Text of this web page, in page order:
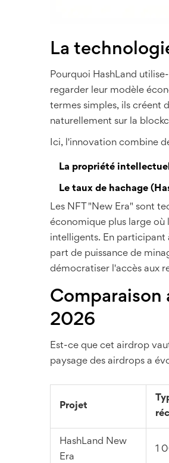
La
Pourquoi HashLand
regarder leur modèle
termes simples, ils créent
naturellement sur la
Ici, l'innovation combine
La propriété
Le taux de hachage
Les NFT "New Era" sont
économique plus large où
intelligents. En
part de puissance de
démocratiser l'accès aux
Comparaison
2026
Est-ce que cet airdrop
paysage des airdrops a
Projet
HashLand New
Era
1